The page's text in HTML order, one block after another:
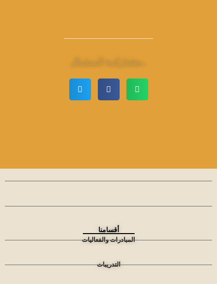
مشـاركــة الـمـقــال..
أقسامنا
المبادرات والفعاليات
التدريبات